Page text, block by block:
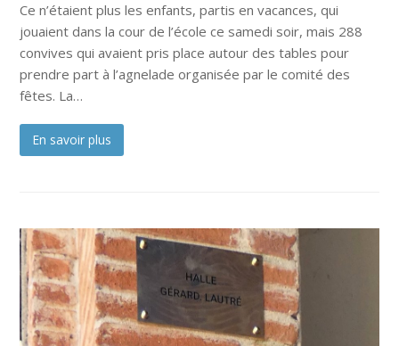
Ce n’étaient plus les enfants, partis en vacances, qui
jouaient dans la cour de l’école ce samedi soir, mais 288
convives qui avaient pris place autour des tables pour
prendre part à l’agnelade organisée par le comité des
fêtes. La…
En savoir plus